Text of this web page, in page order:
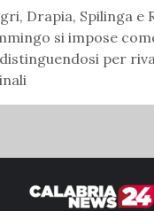
Drapia, Spilinga e
si impose
per